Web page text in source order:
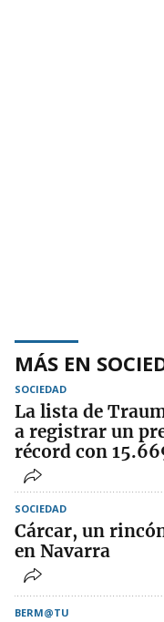
MÁS EN
SOCIEDAD
La lista de
a registrar un
récord con
SOCIEDAD
Cárcar, un
en Navarra
BERM@TU